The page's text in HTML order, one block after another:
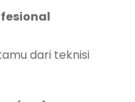
dari teknisi